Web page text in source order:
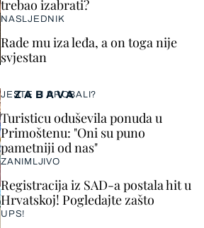
ZABAVA
JESTE LI PROBALI?
Turisticu oduševila ponuda u
Primoštenu: "Oni su puno
pametniji od nas"
ZANIMLJIVO
Registracija iz SAD-a postala hit u
Hrvatskoj! Pogledajte zašto
UPS!
trebao izabrati?
NASLJEDNIK
Rade mu iza leđa, a on toga nije
svjestan